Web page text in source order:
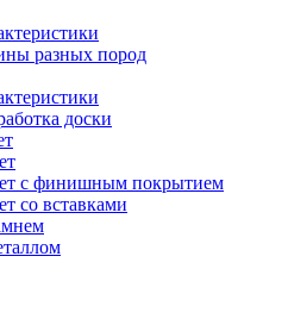
разных пород
доски
с финишным покрытием
со вставками